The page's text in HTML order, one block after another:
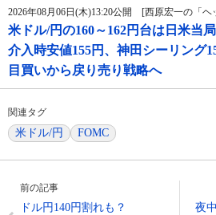
2026年08月06日(木)13:20公開 [西原宏一の「ヘ
米ドル/円の160～162円台は日米当
介入時安値155円、神田シーリング
目買いから戻り売り戦略へ
関連タグ
米ドル/円 FOMC
前の記事
ドル円140円割れも？
夜